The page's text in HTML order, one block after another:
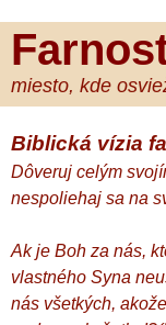
miesto, kde
Biblická vízia
Dôveruj celým
nespoliehaj sa na
Ak je Boh za nás,
vlastného Syna
nás všetkých,